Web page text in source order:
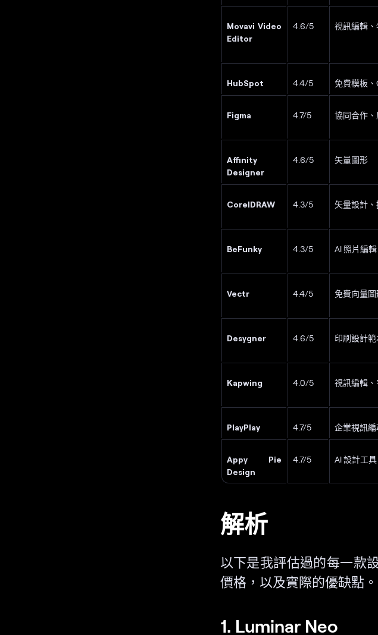
Movavi Video
Editor
4.6/5 視訊編輯、
HubSpot 4.4/5 免費模板、
Figma 4.7/5 協同合作
Affinity
Designer
4.6/5 矢量圖形
CorelDRAW 4.3/5 矢量設計、
BeFunky 4.3/5 AI 照片編輯
Vectr 4.4/5 免費向量圖
Desygner 4.6/5 印刷設計範
Kapwing 4.0/5 視訊編輯、
PlayPlay 4.7/5 企業視訊編
Appy Pie
Design
4.7/5 AI 設計工具
解析
以下是我評估過的每一款
價格，以及實際的優缺點。
1. Luminar Neo